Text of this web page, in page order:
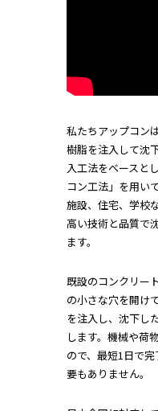
私たちアップコン
樹脂を注入して沈
入工法をベースと
コン工法」を用い
施設、住宅、学校
高い技術と品質で
ます。
既設のコンクリー
の小さな穴を開け
を注入し、沈下し
します。機械や荷
ので、最短1日で
要もありません。